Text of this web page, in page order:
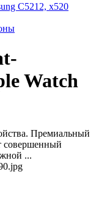
C5212, x520
Watch
Премиальный
совершенный
...